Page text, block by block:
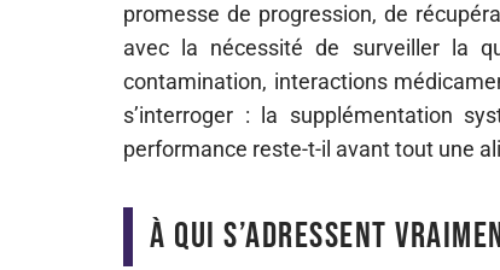
promesse de progression, de
avec la nécessité de surveiller la
contamination, interactions
s’interroger : la supplémentation
performance reste-t-il avant tout une
À qui s’adressent